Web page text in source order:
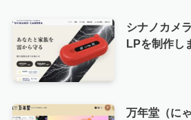
シナノカメ
LPを制作し
万年堂（に